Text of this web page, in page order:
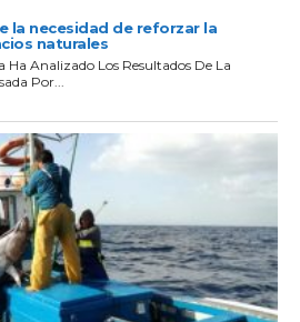
la necesidad de reforzar la
naturales
Analizado Los Resultados De La
Por...